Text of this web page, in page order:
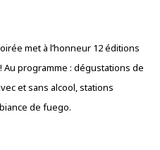
met à l’honneur 12 éditions
programme : dégustations de
et sans alcool, stations
de fuego.